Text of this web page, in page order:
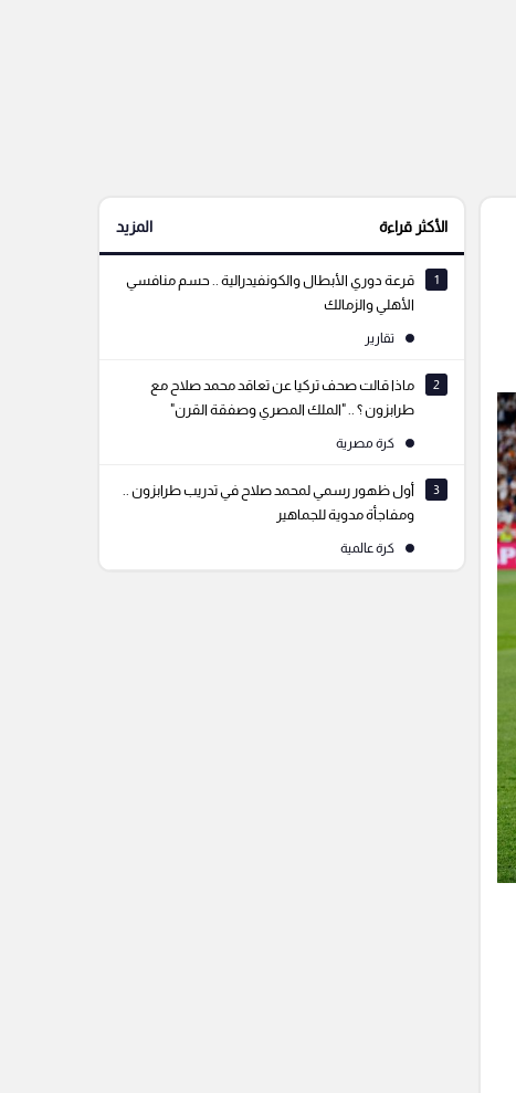
الأكثر قراءة المزيد
1
قرعة دوري الأبطال والكونفيدرالية .. حسم منافسي
الأهلي والزمالك
تقارير
2
ماذا قالت صحف تركيا عن تعاقد محمد صلاح مع
طرابزون ؟ .. "الملك المصري وصفقة القرن"
كرة مصرية
3
أول ظهور رسمي لمحمد صلاح في تدريب طرابزون ..
ومفاجأة مدوية للجماهير
كرة عالمية